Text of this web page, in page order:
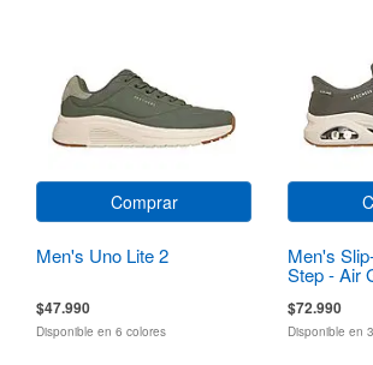
Comprar
Men's Uno Lite 2
$47.990
Disponible en 6 colores
Men's
Step - Air
$72.990
Disponible en